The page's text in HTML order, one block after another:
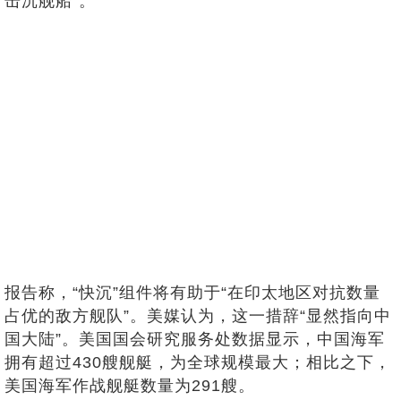
报告称，“快沉”组件将有助于“在印太地区对抗数量
占优的敌方舰队”。美媒认为，这一措辞“显然指向中
国大陆”。美国国会研究服务处数据显示，中国海军
拥有超过430艘舰艇，为全球规模最大；相比之下，
美国海军作战舰艇数量为291艘。